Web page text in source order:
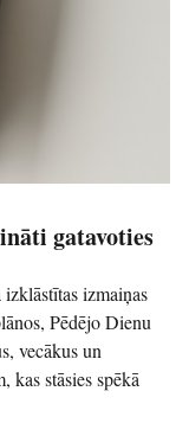
gatavoties
izmaiņas
Pēdējo Dienu
vecākus un
kas stāsies spēkā